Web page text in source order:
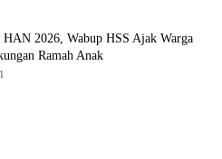
HAN 2026, Wabup HSS Ajak Warga
Ramah Anak